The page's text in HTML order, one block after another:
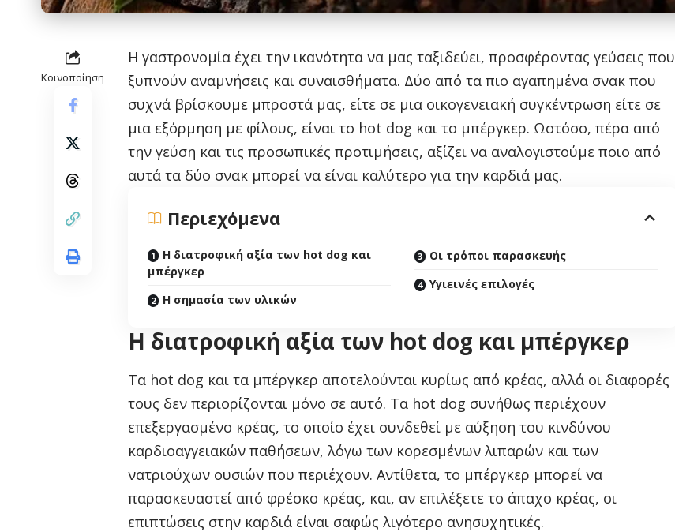
Κοινοποίηση
Η γαστρονομία έχει την ικανότητα να μας ταξιδεύει, προσφέροντας γεύσεις που
ξυπνούν αναμνήσεις και συναισθήματα. Δύο από τα πιο αγαπημένα σνακ που
συχνά βρίσκουμε μπροστά μας, είτε σε μια οικογενειακή συγκέντρωση είτε σε
μια εξόρμηση με φίλους, είναι το hot dog και το μπέργκερ. Ωστόσο, πέρα από
την γεύση και τις προσωπικές προτιμήσεις, αξίζει να αναλογιστούμε ποιο από
αυτά τα δύο σνακ μπορεί να είναι καλύτερο για την καρδιά μας.
Περιεχόμενα
Η διατροφική αξία των hot dog και
μπέργκερ
Η σημασία των υλικών
Οι τρόποι παρασκευής
Υγιεινές επιλογές
Η διατροφική αξία των hot dog και μπέργκερ
Τα hot dog και τα μπέργκερ αποτελούνται κυρίως από κρέας, αλλά οι διαφορές
τους δεν περιορίζονται μόνο σε αυτό. Τα hot dog συνήθως περιέχουν
επεξεργασμένο κρέας, το οποίο έχει συνδεθεί με αύξηση του κινδύνου
καρδιοαγγειακών παθήσεων, λόγω των κορεσμένων λιπαρών και των
νατριούχων ουσιών που περιέχουν. Αντίθετα, το μπέργκερ μπορεί να
παρασκευαστεί από φρέσκο κρέας, και, αν επιλέξετε το άπαχο κρέας, οι
επιπτώσεις στην καρδιά είναι σαφώς λιγότερο ανησυχητικές.